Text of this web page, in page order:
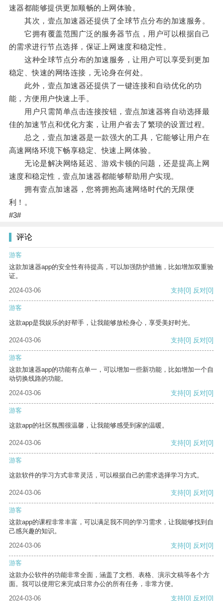
速器都能够提供更加顺畅的上网体验。
其次，壹点加速器还提供了全球节点分布的加速服务。
它拥有覆盖范围广泛的服务器节点，用户可以根据自己
的需求进行节点选择，保证上网速度和稳定性。
这种全球节点分布的加速服务，让用户可以享受到更加
稳定、快速的网络连接，无论身在何处。
此外，壹点加速器还提供了一键连接和自动优化的功
能，方便用户快速上手。
用户只需简单点击连接按钮，壹点加速器将自动选择最
佳的加速节点和优化方案，让用户省去了繁琐的设置过程。
总之，壹点加速器是一款强大的工具，它能够让用户在
高速网络环境下畅享稳定、快速上网体验。
无论是解决网络延迟、游戏卡顿的问题，还是提高上网
速度和稳定性，壹点加速器都能够帮助用户实现。
拥有壹点加速器，您将拥抱高速网络时代的无限便
利！。
#3#
评论
游客
这款加速器app的安全性有待提高，可以加强防护措施，比如增加双重验
证。
2024-03-06
支持[0] 反对[0]
游客
这款app是我娱乐的好帮手，让我能够放松身心，享受美好时光。
2024-03-06 支持[0] 反对[0]
游客
这款加速器app的功能有点单一，可以增加一些新功能，比如增加一个自
动切换线路的功能。
2024-03-06
支持[0] 反对[0]
游客
这款app的社区氛围很温馨，让我能够感受到家的温暖。
2024-03-06 支持[0] 反对[0]
游客
这款软件的学习方式非常灵活，可以根据自己的需求选择学习方式。
2024-03-06 支持[0] 反对[0]
游客
这款app的课程非常丰富，可以满足我不同的学习需求，让我能够找到自
己感兴趣的知识。
2024-03-06
支持[0] 反对[0]
游客
这款办公软件的功能非常全面，涵盖了文档、表格、演示文稿等各个方
面。我可以使用它来完成日常办公的所有任务，非常方便。
2024-03-06
支持[0] 反对[0]